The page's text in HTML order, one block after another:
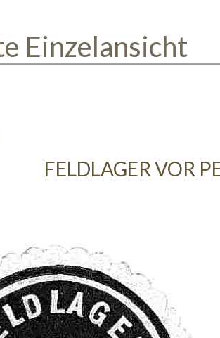
Einzelansicht
FELDLAGER VOR